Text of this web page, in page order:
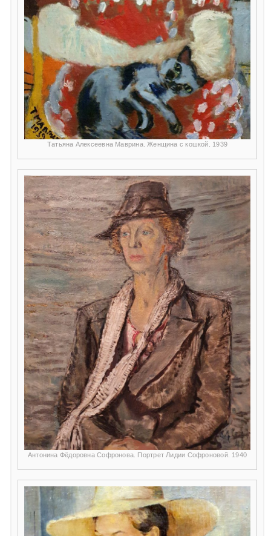
Татьяна Алексеевна Маврина. Женщина с кошкой. 1939
Антонина Фёдоровна Софронова. Портрет Лидии Софроновой. 1940